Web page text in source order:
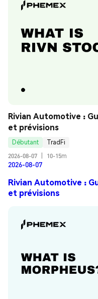
Rivian Automotive :
et prévisions
Débutant
TradFi
2026-08-07
10-15m
2026-08-07
Rivian Automotive :
et prévisions